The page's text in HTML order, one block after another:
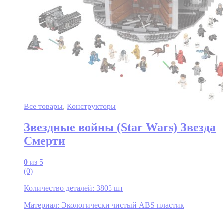
Все товары, Конструкторы
Звездные войны (Star Wars) Звезда
Смерти
0 из 5
(0)
Количество деталей: 3803 шт
Материал: Экологически чистый ABS пластик